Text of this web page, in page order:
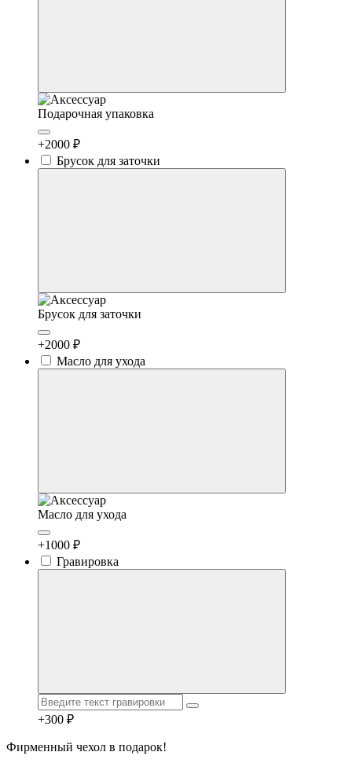
Подарочная упаковка
+2000 ₽
Брусок для заточки
Брусок для заточки
+2000 ₽
Масло для ухода
Масло для ухода
+1000 ₽
Гравировка
+300 ₽
Фирменный чехол в подарок!